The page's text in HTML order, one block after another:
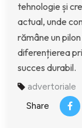
tehnologie și
actual, unde
rămâne un
diferențierea
succes durabil.
advertoriale
Share